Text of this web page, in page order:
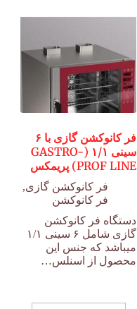
فر کانوکشن گازی با ۶
سینی ۱/۱ (GASTRO-
PROF LINE) پریمکس
فر کانوکشن گازی,
فر کانوکشن
دستگاه فر کانوکشن
گازی شامل ۶ سینی ۱/۱
میباشد که جنس این
محصول از اسنلس…